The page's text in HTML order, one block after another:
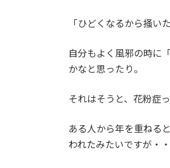
「ひどくなるから掻い
自分もよく風邪の時に
かなと思ったり。
それはそうと、花粉症
ある人から年を重ねる
われたみたいですが・・